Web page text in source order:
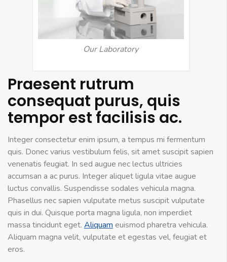
Our Laboratory
Praesent rutrum
consequat purus, quis
tempor est facilisis ac.
Integer consectetur enim ipsum, a tempus mi fermentum
quis. Donec varius vestibulum felis, sit amet suscipit sapien
venenatis feugiat. In sed augue nec lectus ultricies
accumsan a ac purus. Integer aliquet ligula vitae augue
luctus convallis. Suspendisse sodales vehicula magna.
Phasellus nec sapien vulputate metus suscipit vulputate
quis in dui. Quisque porta magna ligula, non imperdiet
massa tincidunt eget. Aliquam euismod pharetra vehicula.
Aliquam magna velit, vulputate et egestas vel, feugiat et
eros.